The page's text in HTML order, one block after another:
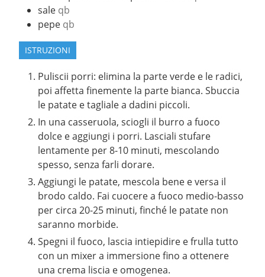
sale qb
pepe qb
ISTRUZIONI
Puliscii porri: elimina la parte verde e le radici,
poi affetta finemente la parte bianca. Sbuccia
le patate e tagliale a dadini piccoli.
In una casseruola, sciogli il burro a fuoco
dolce e aggiungi i porri. Lasciali stufare
lentamente per 8-10 minuti, mescolando
spesso, senza farli dorare.
Aggiungi le patate, mescola bene e versa il
brodo caldo. Fai cuocere a fuoco medio-basso
per circa 20-25 minuti, finché le patate non
saranno morbide.
Spegni il fuoco, lascia intiepidire e frulla tutto
con un mixer a immersione fino a ottenere
una crema liscia e omogenea.